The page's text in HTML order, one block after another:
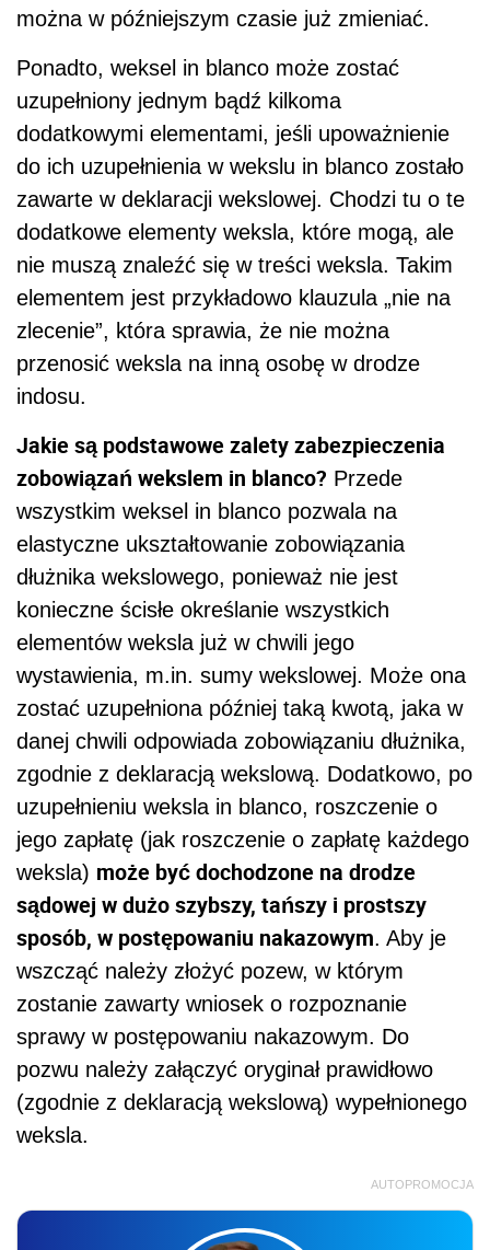
można w późniejszym czasie już zmieniać.
Ponadto, weksel in blanco może zostać
uzupełniony jednym bądź kilkoma
dodatkowymi elementami, jeśli upoważnienie
do ich uzupełnienia w wekslu in blanco zostało
zawarte w deklaracji wekslowej. Chodzi tu o te
dodatkowe elementy weksla, które mogą, ale
nie muszą znaleźć się w treści weksla. Takim
elementem jest przykładowo klauzula „nie na
zlecenie”, która sprawia, że nie można
przenosić weksla na inną osobę w drodze
indosu.
Jakie są podstawowe zalety zabezpieczenia
zobowiązań wekslem in blanco? Przede
wszystkim weksel in blanco pozwala na
elastyczne ukształtowanie zobowiązania
dłużnika wekslowego, ponieważ nie jest
konieczne ścisłe określanie wszystkich
elementów weksla już w chwili jego
wystawienia, m.in. sumy wekslowej. Może ona
zostać uzupełniona później taką kwotą, jaka w
danej chwili odpowiada zobowiązaniu dłużnika,
zgodnie z deklaracją wekslową. Dodatkowo, po
uzupełnieniu weksla in blanco, roszczenie o
jego zapłatę (jak roszczenie o zapłatę każdego
weksla) może być dochodzone na drodze
sądowej w dużo szybszy, tańszy i prostszy
sposób, w postępowaniu nakazowym. Aby je
wszcząć należy złożyć pozew, w którym
zostanie zawarty wniosek o rozpoznanie
sprawy w postępowaniu nakazowym. Do
pozwu należy załączyć oryginał prawidłowo
(zgodnie z deklaracją wekslową) wypełnionego
weksla.
AUTOPROMOCJA